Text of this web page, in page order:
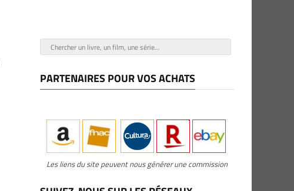
PARTENAIRES POUR VOS ACHATS
Les liens du site peuvent nous générer une commission